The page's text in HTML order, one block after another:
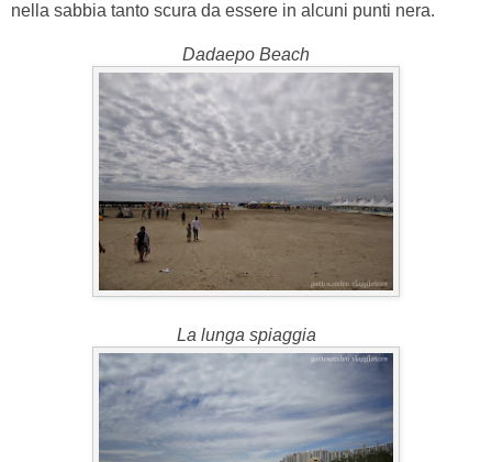
nella sabbia tanto scura da essere in alcuni punti nera.
Dadaepo Beach
La lunga spiaggia